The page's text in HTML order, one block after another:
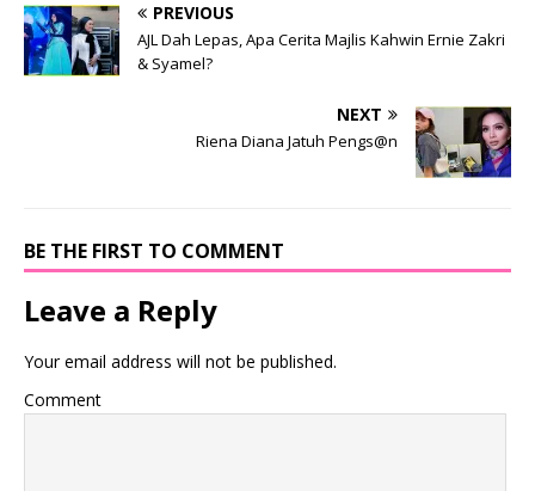
PREVIOUS
AJL Dah Lepas, Apa Cerita Majlis Kahwin Ernie Zakri
& Syamel?
NEXT
Riena Diana Jatuh Pengs@n
BE THE FIRST TO COMMENT
Leave a Reply
Your email address will not be published.
Comment